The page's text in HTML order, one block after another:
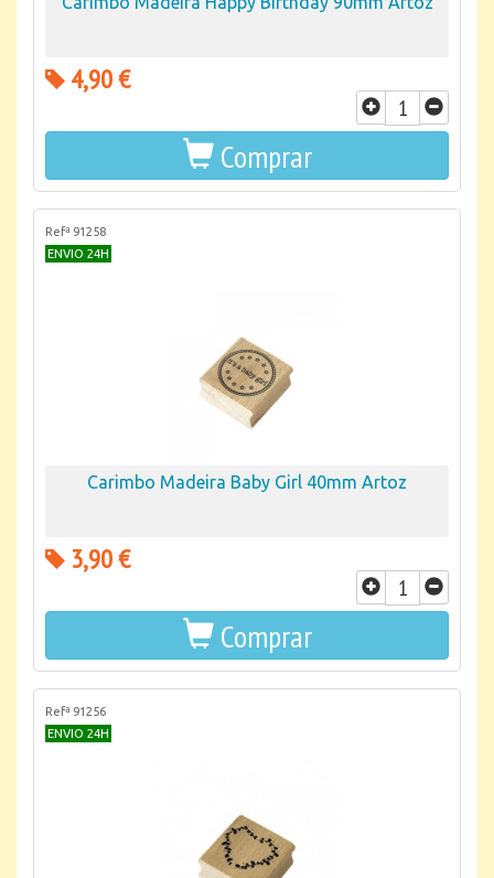
4,90 €
Comprar
Refª 91258
ENVIO 24H
Carimbo Madeira Baby Girl 40mm Artoz
3,90 €
Comprar
Refª 91256
ENVIO 24H